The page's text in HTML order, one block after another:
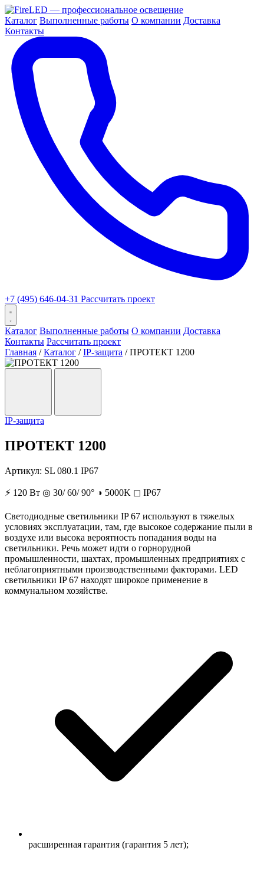
Каталог Выполненные работы О компании Доставка
Контакты
+7 (495) 646-04-31 Рассчитать проект
Каталог Выполненные работы О компании Доставка
Контакты Рассчитать проект
Главная / Каталог / IP-защита / ПРОТЕКТ 1200
IP-защита
ПРОТЕКТ 1200
Артикул: SL 080.1 IP67
⚡ 120 Вт ◎ 30/ 60/ 90° ◑ 5000K ◻ IP67
Светодиодные светильники IP 67 используют в тяжелых
условиях эксплуатации, там, где высокое содержание пыли в
воздухе или высока вероятность попадания воды на
светильники. Речь может идти о горнорудной
промышленности, шахтах, промышленных предприятиях с
неблагоприятными производственными факторами. LED
светильники IP 67 находят широкое применение в
коммунальном хозяйстве.
расширенная гарантия (гарантия 5 лет);